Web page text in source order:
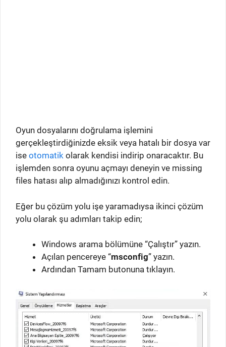
Oyun dosyalarını doğrulama işlemini
gerçekleştirdiğinizde eksik veya hatalı bir dosya var
ise otomatik olarak kendisi indirip onaracaktır. Bu
işlemden sonra oyunu açmayı deneyin ve missing
files hatası alıp almadığınızı kontrol edin.
Eğer bu çözüm yolu işe yaramadıysa ikinci çözüm
yolu olarak şu adımları takip edin;
Windows arama bölümüne “Çalıştır” yazın.
Açılan pencereye “msconfig” yazın.
Ardından Tamam butonuna tıklayın.